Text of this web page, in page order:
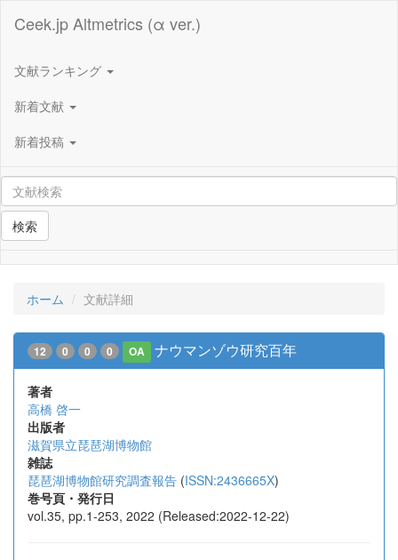
Ceek.jp Altmetrics (α ver.)
文献ランキング
新着文献
新着投稿
検索
ホーム 文献詳細
12 0 0 0 OA ナウマンゾウ研究百年
著者
高橋 啓一
出版者
滋賀県立琵琶湖博物館
雑誌
琵琶湖博物館研究調査報告 (ISSN:2436665X)
巻号頁・発行日
vol.35, pp.1-253, 2022 (Released:2022-12-22)